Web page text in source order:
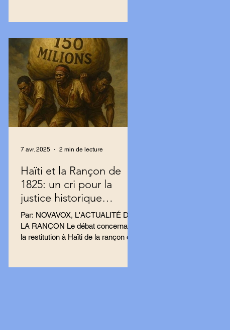
Haïti et la Rançon de
1825: un cri pour la
justice historique
résonne en France.
Par: NOVAVOX, L'ACTUALITÉ DE
LA RANÇON Le débat concernant
la restitution à Haïti de la rançon de
7 avr. 2025 2 min de lecture